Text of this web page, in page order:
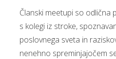
Članski meetupi so odlična
s kolegi iz stroke,
poslovnega sveta in
nenehno spreminjajočem